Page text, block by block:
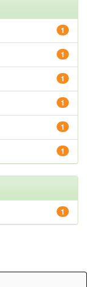
1
1
1
1
1
1
1